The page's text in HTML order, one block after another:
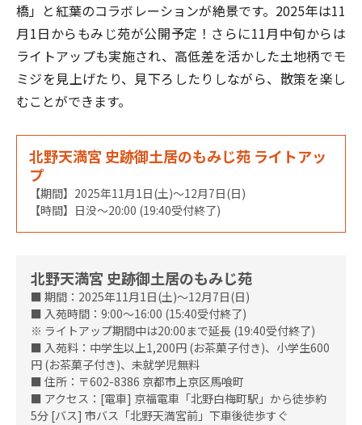
橋」と紅葉のコラボレーションが絶景です。2025年は11
月1日からもみじ苑が公開予定！さらに11月中旬からは
ライトアップも実施され、高低差を活かした土地柄でモ
ミジを見上げたり、見下ろしたりしながら、散策を楽し
むことができます。
北野天満宮 史跡御土居のもみじ苑 ライトアッ
プ
【期間】2025年11月1日(土)〜12月7日(日)
【時間】日没～20:00 (19:40受付終了)
北野天満宮 史跡御土居のもみじ苑
■ 期間：2025年11月1日(土)～12月7日(日)
■ 入苑時間：9:00～16:00 (15:40受付終了)
※ ライトアップ期間中は20:00まで延長 (19:40受付終了)
■ 入苑料：中学生以上1,200円 (お茶菓子付き)、小学生600
円 (お茶菓子付き)、未就学児無料
■ 住所：〒602-8386 京都市上京区馬喰町
■ アクセス：[電車] 京福電車「北野白梅町駅」から徒歩約
5分 [バス] 市バス「北野天満宮前」下車後徒歩すぐ